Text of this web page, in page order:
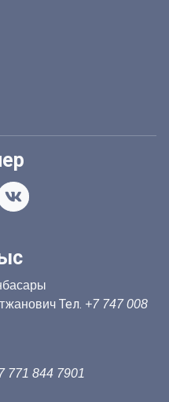
Тел. +7 747 008
771 844 7901